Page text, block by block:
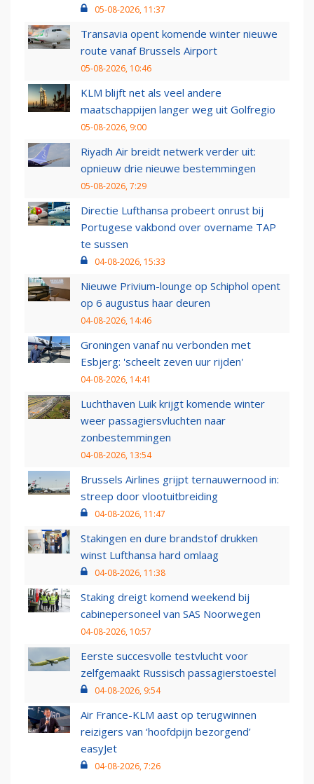
05-08-2026, 11:37
Transavia opent komende winter nieuwe
route vanaf Brussels Airport
05-08-2026, 10:46
KLM blijft net als veel andere
maatschappijen langer weg uit Golfregio
05-08-2026, 9:00
Riyadh Air breidt netwerk verder uit:
opnieuw drie nieuwe bestemmingen
05-08-2026, 7:29
Directie Lufthansa probeert onrust bij
Portugese vakbond over overname TAP
te sussen
04-08-2026, 15:33
Nieuwe Privium-lounge op Schiphol opent
op 6 augustus haar deuren
04-08-2026, 14:46
Groningen vanaf nu verbonden met
Esbjerg: 'scheelt zeven uur rijden'
04-08-2026, 14:41
Luchthaven Luik krijgt komende winter
weer passagiersvluchten naar
zonbestemmingen
04-08-2026, 13:54
Brussels Airlines grijpt ternauwernood in:
streep door vlootuitbreiding
04-08-2026, 11:47
Stakingen en dure brandstof drukken
winst Lufthansa hard omlaag
04-08-2026, 11:38
Staking dreigt komend weekend bij
cabinepersoneel van SAS Noorwegen
04-08-2026, 10:57
Eerste succesvolle testvlucht voor
zelfgemaakt Russisch passagierstoestel
04-08-2026, 9:54
Air France-KLM aast op terugwinnen
reizigers van ‘hoofdpijn bezorgend’
easyJet
04-08-2026, 7:26